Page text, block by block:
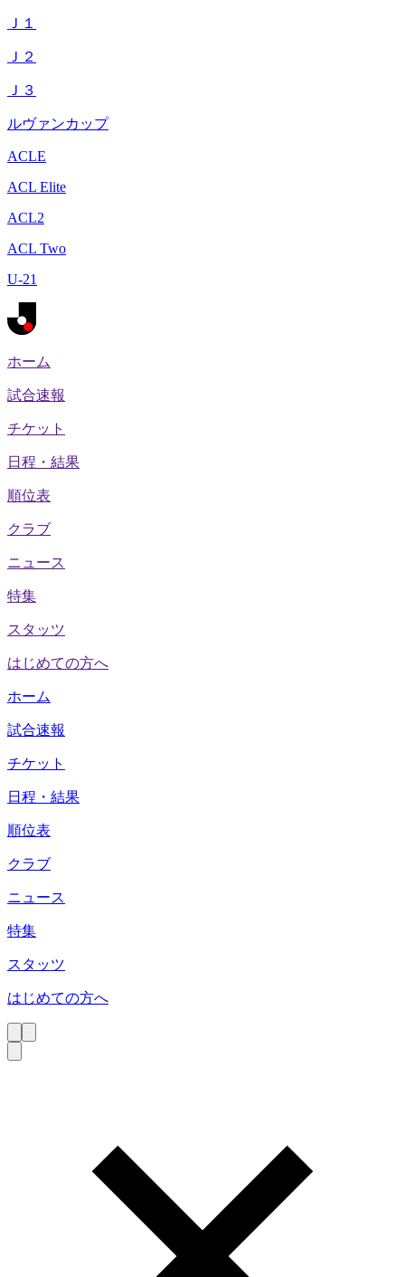
Ｊ１
Ｊ２
Ｊ３
ルヴァンカップ
ACLE
ACL Elite
ACL2
ACL Two
U-21
ホーム
試合速報
チケット
日程・結果
順位表
クラブ
ニュース
特集
スタッツ
はじめての方へ
ホーム
試合速報
チケット
日程・結果
順位表
クラブ
ニュース
特集
スタッツ
はじめての方へ